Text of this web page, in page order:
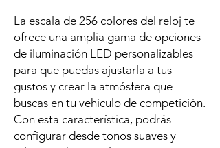
La escala de 256 colores del reloj te
ofrece una amplia gama de opciones
de iluminación LED personalizables
para que puedas ajustarla a tus
gustos y crear la atmósfera que
buscas en tu vehículo de competición.
Con esta característica, podrás
configurar desde tonos suaves y